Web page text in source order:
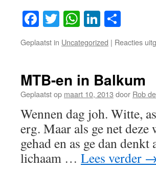
Facebook
TwitterWhatsApp
LinkedIn
Geplaatst in Uncategorized | Reacties
MTB-en in Balkum
Geplaatst op maart 10, 2013 door Rob
Wennen dag joh. Witte,
erg. Maar als ge net deze
gehad en as ge dan
lichaam … Lees verder